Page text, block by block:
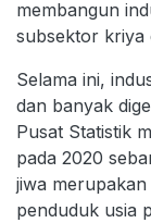
membangun
subsektor kriya
Selama ini,
dan banyak
Pusat Statistik
pada 2020
jiwa
penduduk usia